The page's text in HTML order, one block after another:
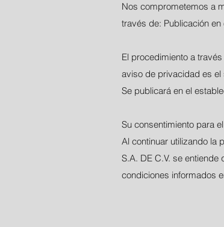
Nos comprometemos a
través de: Publicación
El procedimiento a
aviso de privacidad es el
Se publicará en el
Su consentimiento para
Al continuar utilizando la
S.A. DE C.V. se
condiciones informados